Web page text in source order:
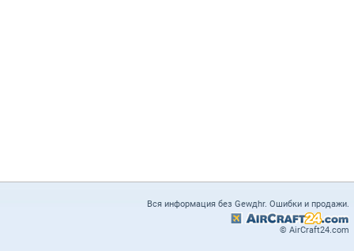
Вся информация без Gewдhr. Ошибки и продажи.
© AirCraft24.com